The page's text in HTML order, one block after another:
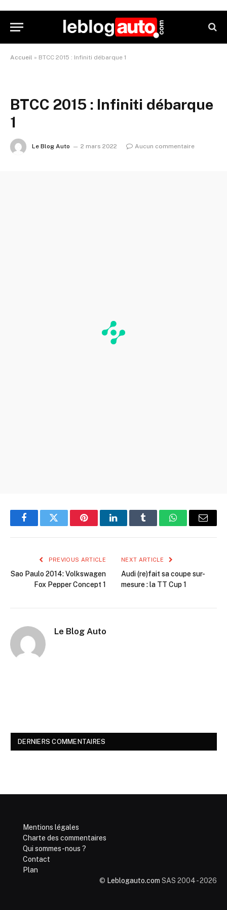
Accueil » BTCC 2015 : Infiniti débarque 1
BTCC 2015 : Infiniti débarque
1
Le Blog Auto 2 mars 2022 Aucun commentaire
FacebookTwitter PinterestLinkedInTumblr WhatsAppEmail
PREVIOUS ARTICLE
Sao Paulo 2014: Volkswagen
Fox Pepper Concept 1
NEXT ARTICLE
Audi (re)fait sa coupe sur-
mesure : la TT Cup 1
Le Blog Auto
DERNIERS COMMENTAIRES
Mentions légales
Charte des commentaires
Qui sommes-nous ?
Contact
Plan
© Leblogauto.com SAS 2004 - 2026